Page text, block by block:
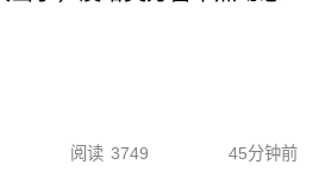
阅读 3749 45分钟前